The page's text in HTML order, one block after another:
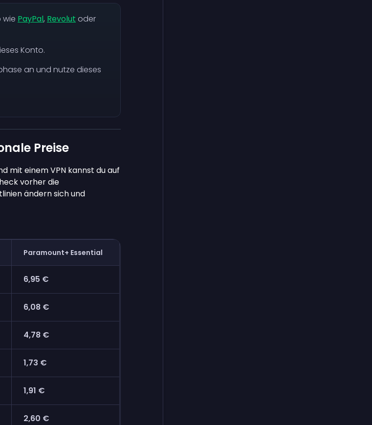
wie PayPal, Revolut oder
Konto.
an und nutze dieses
Preise
mit einem VPN kannst du auf
vorher die
ändern sich und
Paramount+ Essential
6,95 €
6,08 €
4,78 €
1,73 €
1,91 €
2,60 €